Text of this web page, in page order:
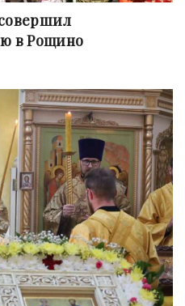
в Рощино